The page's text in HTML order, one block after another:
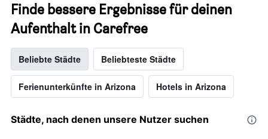
Finde bessere Ergebnisse für deinen
Aufenthalt in Carefree
Beliebte Städte Beliebteste Städte
Ferienunterkünfte in Arizona Hotels in Arizona
Städte, nach denen unsere Nutzer suchen